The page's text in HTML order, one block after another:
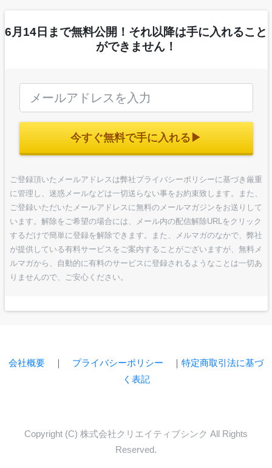
6月14日まで無料公開！それ以降は手に入れること
ができません！
今すぐ無料で手に入れる▶︎
ご登録頂いたメールアドレスは弊社プライバシーポリシーに基づき厳重
に管理し、迷惑メールなどは一切送らない事をお約束致します。また、
ご登録いただいたメールアドレスに無料のメールマガジンをお送りして
います。解除をご希望の場合には、メール内の配信解除URLをクリック
するだけで簡単に登録を解除できます。また、メルマガのなかで、弊社
が提供している有料サービスをご案内することがございますが、無料メ
ルマガから、自動的に有料のサービスに登録されるようなことは一切あ
りませんので、ご安心ください。
会社概要 ｜ プライバシーポリシー ｜ 特定商取引法に基づ
く表記
Copyright (C) 株式会社クリエイティブシンク All Rights
Reserved.